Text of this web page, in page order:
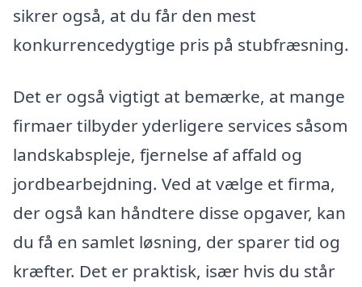
sikrer også, at du får den mest
konkurrencedygtige pris på stubfræsning.
Det er også vigtigt at bemærke, at mange
firmaer tilbyder yderligere services såsom
landskabspleje, fjernelse af affald og
jordbearbejdning. Ved at vælge et firma,
der også kan håndtere disse opgaver, kan
du få en samlet løsning, der sparer tid og
kræfter. Det er praktisk, især hvis du står